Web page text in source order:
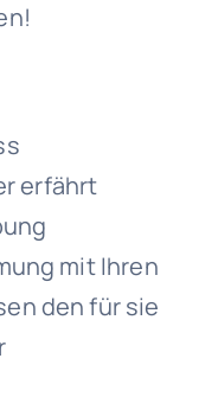
erfährt
mit Ihren
den für sie